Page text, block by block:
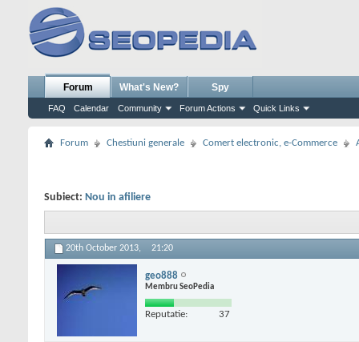
Forum
FAQ Calendar Community Forum Actions Quick Links
What's New? Spy
Forum Chestiuni generale Comert electronic, e-Commerce
Subiect: Nou in afiliere
20th October 2013, 21:20
geo888
Membru SeoPedia
Reputatie: 37